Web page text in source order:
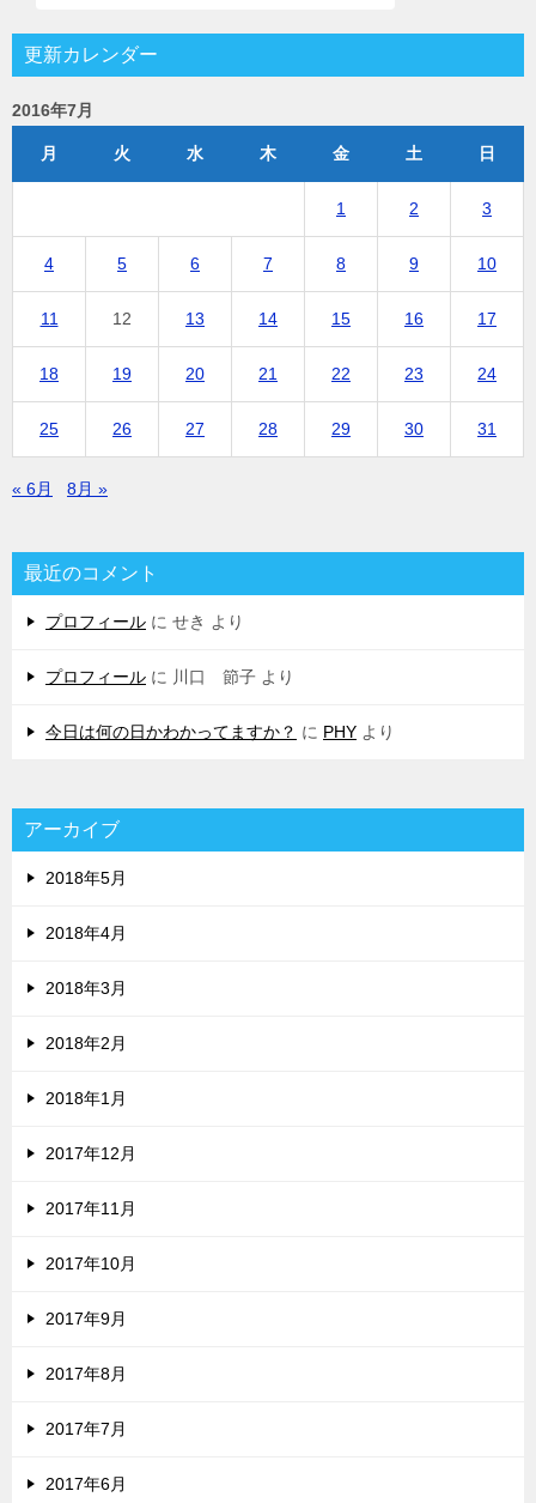
更新カレンダー
2016年7月
月 火 水 木 金 土 日
1 2 3
4 5 6 7 8 9 10
11 12 13 14 15 16 17
18 19 20 21 22 23 24
25 26 27 28 29 30 31
« 6月 8月 »
最近のコメント
プロフィール に せき より
プロフィール に 川口 節子 より
今日は何の日かわかってますか？ に PHY より
アーカイブ
2018年5月
2018年4月
2018年3月
2018年2月
2018年1月
2017年12月
2017年11月
2017年10月
2017年9月
2017年8月
2017年7月
2017年6月